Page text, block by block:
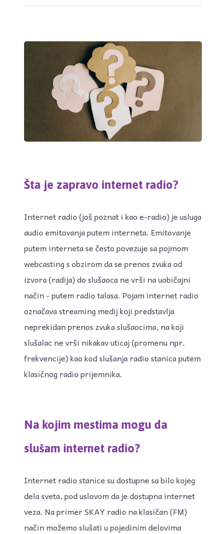
Šta je zapravo internet radio?
Internet radio (još poznat i kao e-radio) je usluga
audio emitovanja putem interneta. Emitovanje
putem interneta se često povezuje sa pojmom
webcasting s obzirom da se prenos zvuka od
izvora (radija) do slušaoca ne vrši na uobičajni
način - putem radio talasa. Pojam internet radio
označava streaming medij koji predstavlja
neprekidan prenos zvuka slušaocima, na koji
slušalac ne vrši nikakav uticaj (promenu npr.
frekvencije) kao kod slušanja radio stanica putem
klasičnog radio prijemnika.
Na kojim mestima mogu da
slušam internet radio?
Internet radio stanice su dostupne sa bilo kojeg
dela sveta, pod uslovom da je dostupna internet
veza. Na primer SKAY radio na klasičan (FM)
način možemo slušati u pojedinim delovima